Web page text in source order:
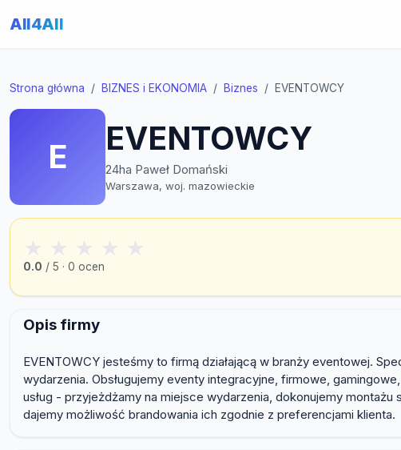
All4All
Strona główna BIZNES i EKONOMIA Biznes EVENTOWCY
E EVENTOWCY
24ha Paweł Domański
Warszawa, woj. mazowieckie
★ ★ ★ ★ ★
0.0 / 5 · 0 ocen
Opis firmy
EVENTOWCY jesteśmy to firmą działającą w branży eventowej.
wydarzenia. Obsługujemy eventy integracyjne, firmowe,
usług - przyjeżdżamy na miejsce wydarzenia, dokonujemy
dajemy możliwość brandowania ich zgodnie z preferencjami klienta.